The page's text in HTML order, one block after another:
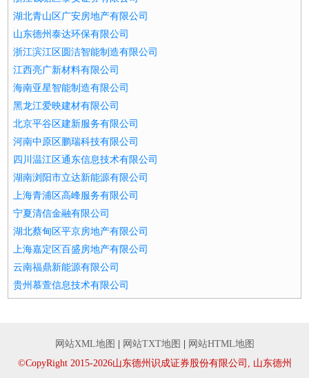
湖北青山区广安房地产有限公司
山东德州泰达环保有限公司
浙江滨江区圆洁智能制造有限公司
江西亮广新材料有限公司
海南亚星智能制造有限公司
黑龙江爱映建材有限公司
北京平谷区建新服务有限公司
河南中原区鹏瑞科技有限公司
四川温江区通东信息技术有限公司
湖南浏阳市立达新能源有限公司
上海青浦区高峰服务有限公司
宁夏清信金融有限公司
湖北蔡甸区平京房地产有限公司
上海嘉定区百盛房地产有限公司
云南福鼎新能源有限公司
贵州慕萱信息技术有限公司
网站XML地图 网站TXT地图
网站HTML地图
©CopyRight 2015-2026山东德州识成证券股份有限公司, 山东德州